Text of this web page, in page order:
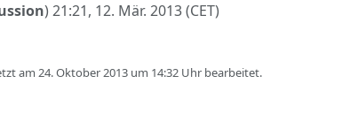
) 21:21, 12. Mär. 2013 (CET)
am 24. Oktober 2013 um 14:32 Uhr bearbeitet.